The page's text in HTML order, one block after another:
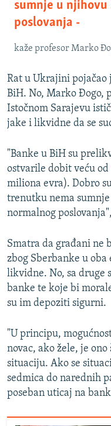
sumnje u njihovu
poslovanja -
kaže profesor Marko
Rat u Ukrajini
BiH. No, Marko Đogo,
Istočnom Sarajevu
jake i likvidne da se
"Banke u BiH su
ostvarile dobit veću
miliona evra). Dobro
trenutku nema
normalnog
Smatra da građani
zbog Sberbanke u
likvidne. No, sa druge
banke te koje bi
su im depoziti sigurni.
"U principu,
novac, ako žele, je
situaciju. Ako se
sedmica do narednih
poseban uticaj na